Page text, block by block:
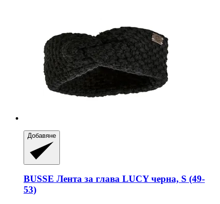
Добавяне
BUSSE Лента за глава LUCY черна, S (49-​
53)